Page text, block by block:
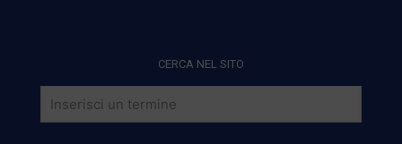
CERCA NEL SITO